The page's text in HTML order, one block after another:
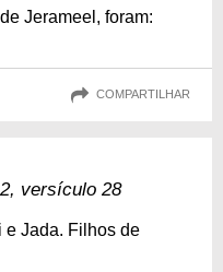
Jerameel, foram:
COMPARTILHAR
versículo 28
e Jada. Filhos de